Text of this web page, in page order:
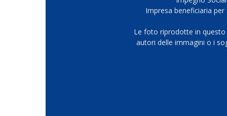
Impresa beneficiaria
Le foto riprodotte in
autori delle immagini o i